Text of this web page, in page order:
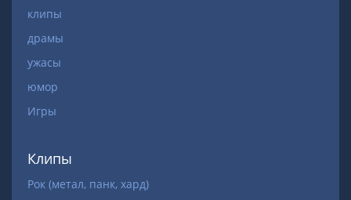
клипы
драмы
ужасы
юмор
Игры
Клипы
Рок (метал, панк, хард)